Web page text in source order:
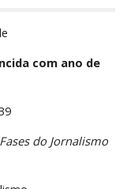
com ano de
do Jornalismo